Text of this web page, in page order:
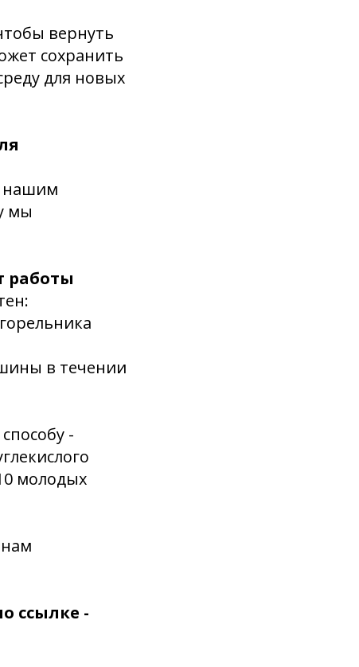
вернуть
сохранить
для новых
нашим
мы
работы
в течении
-
молодых
ссылке -